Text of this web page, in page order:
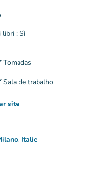
libri : Sì
Tomadas
Sala de trabalho
site
separador)
Italie
Maps)